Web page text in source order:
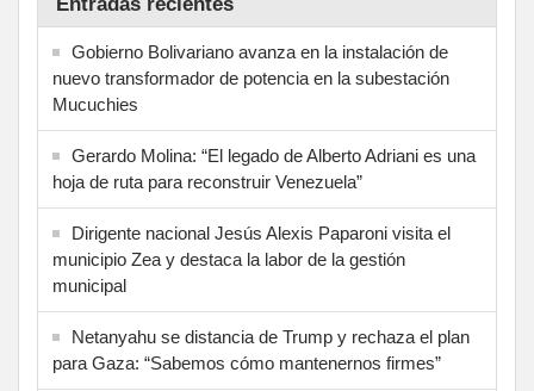
Gobierno Bolivariano avanza en la instalación de
nuevo transformador de potencia en la subestación
Mucuchies
Gerardo Molina: “El legado de Alberto Adriani es una
hoja de ruta para reconstruir Venezuela”
Dirigente nacional Jesús Alexis Paparoni visita el
municipio Zea y destaca la labor de la gestión
municipal
Netanyahu se distancia de Trump y rechaza el plan
para Gaza: “Sabemos cómo mantenernos firmes”